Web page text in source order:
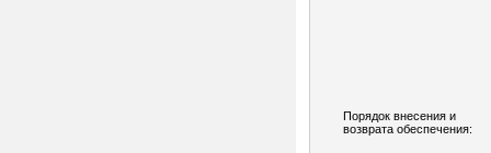
Порядок внесения и
возврата обеспечения: